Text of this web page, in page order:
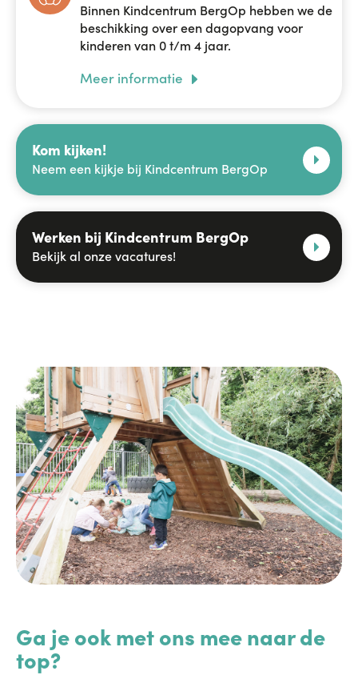
Binnen Kindcentrum BergOp hebben we de
beschikking over een dagopvang voor
kinderen van 0 t/m 4 jaar.
Meer informatie
Kom kijken!
Neem een kijkje bij Kindcentrum BergOp
Werken bij Kindcentrum BergOp
Bekijk al onze vacatures!
Ga je ook met ons meenaar de
top?